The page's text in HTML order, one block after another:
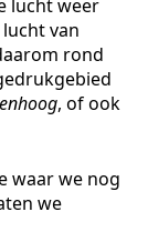
lucht weer
van
rond
, of ook
waar we nog
we